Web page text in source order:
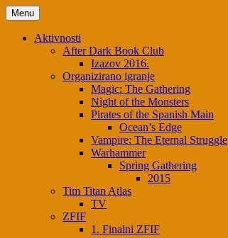
Skip
to
content
Menu
Aktivnosti
After Dark Book Club
Izazov 2016.
Organizirano igranje
Magic: The Gathering
Night of the Monsters
Pirates of the Spanish Main
Ocean’s Edge
Vampire: The Eternal Struggle
Warhammer
Spring Gathering
2015
Tim Titan Atlas
TV
ZFIF
1. Finalni ZFIF